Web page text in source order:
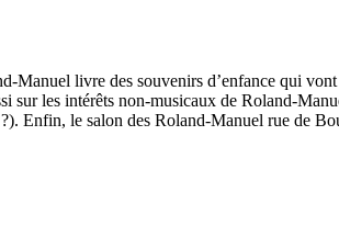
Manuel livre des souvenirs d’enfance qui
sur les intérêts non-musicaux de Roland-
Enfin, le salon des Roland-Manuel rue de